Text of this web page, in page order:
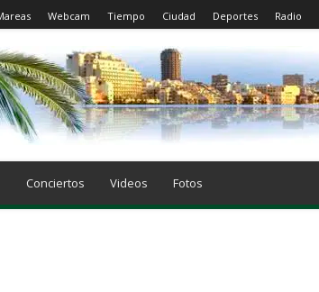
Webcam Tiempo Ciudad Deportes Radio
Conciertos Videos Fotos